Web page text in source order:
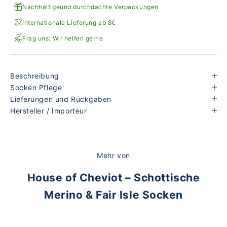
Nachhaltigeund durchdachte Verpackungen
Internationale Lieferung ab 8€
Frag uns: Wir helfen gerne
Beschreibung
Socken Pflege
Lieferungen und Rückgaben
Hersteller / Importeur
Mehr von
House of Cheviot – Schottische
Merino & Fair Isle Socken